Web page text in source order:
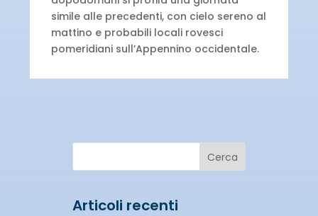
simile alle precedenti, con cielo sereno al
mattino e probabili locali rovesci
pomeridiani sull’Appennino occidentale.
Cerca
Articoli recenti